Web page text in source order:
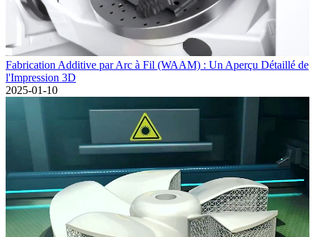
Fabrication Additive par Arc à Fil (WAAM) : Un Aperçu Détaillé de
l'Impression 3D
2025-01-10